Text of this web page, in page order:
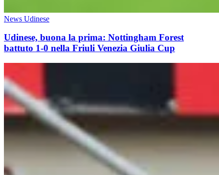
News Udinese
Udinese, buona la prima: Nottingham Forest
battuto 1-0 nella Friuli Venezia Giulia Cup